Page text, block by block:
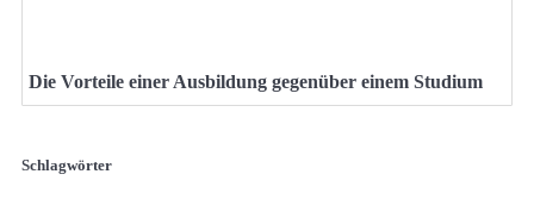
Die Vorteile einer Ausbildung gegenüber einem Studium
Schlagwörter